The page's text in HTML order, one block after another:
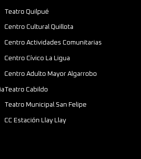
Teatro Quilpué
Centro Cultural Quillota
Centro Actividades Comunitarias
Centro Cívico La Ligua
Centro Adulto Mayor Algarrobo
Teatro Cabildo
Teatro Municipal San Felipe
CC Estación Llay Llay